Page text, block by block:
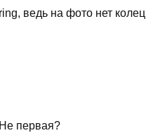
ведь на фото нет колец
первая?